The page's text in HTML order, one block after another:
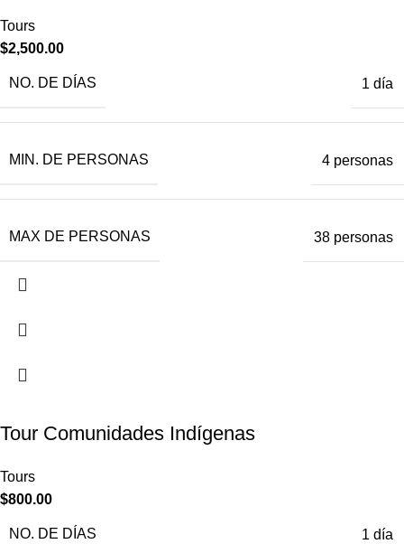
Tours
$2,500.00
NO. DE DÍAS 1 día
MIN. DE PERSONAS 4 personas
MAX DE PERSONAS 38 personas
Tour Comunidades Indígenas
Tours
$800.00
NO. DE DÍAS 1 día